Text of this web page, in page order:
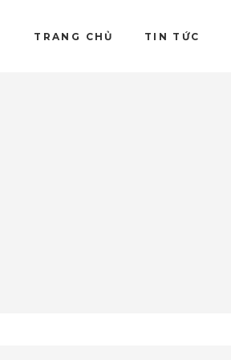
TRANG CHỦ TIN TỨC